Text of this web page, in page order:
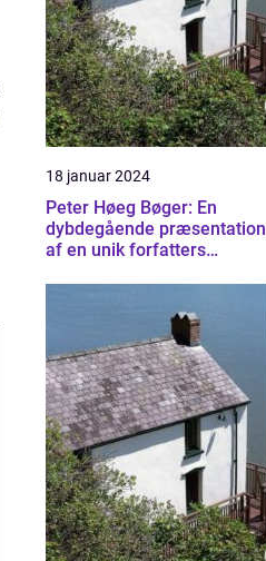
18 januar 2024
Peter Høeg Bøger: En
dybdegående præsentation
af en unik forfatters